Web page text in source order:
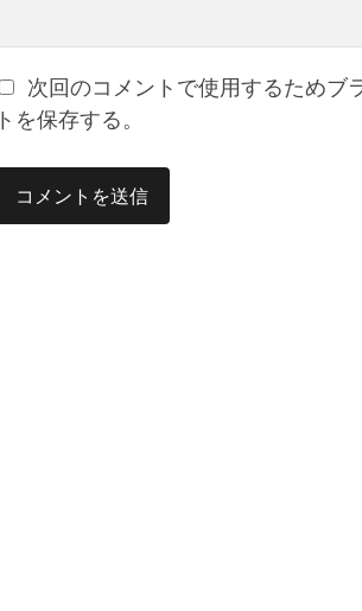
次回のコメントで使用するためブ
トを保存する。